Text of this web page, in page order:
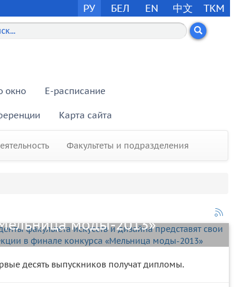
РУ БЕЛ EN 中文 TKM
окно E-расписание
Карта сайта
Факультеты и подразделения
факультета искусств и
моды-2013»
десять выпускников получат дипломы.
пройдут конкурсы